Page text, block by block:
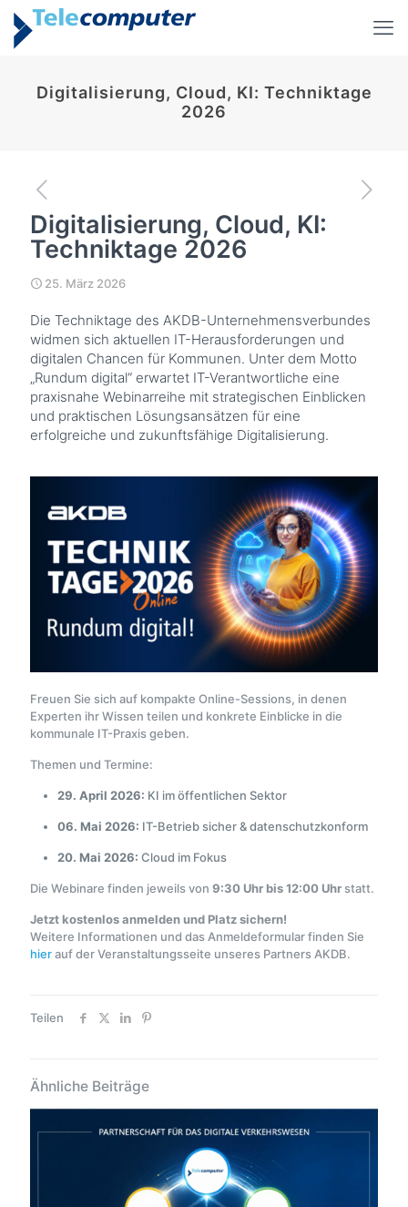
Digitalisierung, Cloud, KI: Techniktage
2026
Digitalisierung, Cloud, KI:
Techniktage 2026
25. März 2026
Die Techniktage des AKDB-Unternehmensverbundes
widmen sich aktuellen IT-Herausforderungen und
digitalen Chancen für Kommunen. Unter dem Motto
„Rundum digital“ erwartet IT-Verantwortliche eine
praxisnahe Webinarreihe mit strategischen Einblicken
und praktischen Lösungsansätzen für eine
erfolgreiche und zukunftsfähige Digitalisierung.
Freuen Sie sich auf kompakte Online-Sessions, in denen
Experten ihr Wissen teilen und konkrete Einblicke in die
kommunale IT-Praxis geben.
Themen und Termine:
29. April 2026: KI im öffentlichen Sektor
06. Mai 2026: IT-Betrieb sicher & datenschutzkonform
20. Mai 2026: Cloud im Fokus
Die Webinare finden jeweils von 9:30 Uhr bis 12:00 Uhrstatt.
Jetzt kostenlos anmelden und Platz sichern!
Weitere Informationen und das Anmeldeformular finden Sie
hierauf der Veranstaltungsseite unseres Partners AKDB.
Teilen
Ähnliche Beiträge